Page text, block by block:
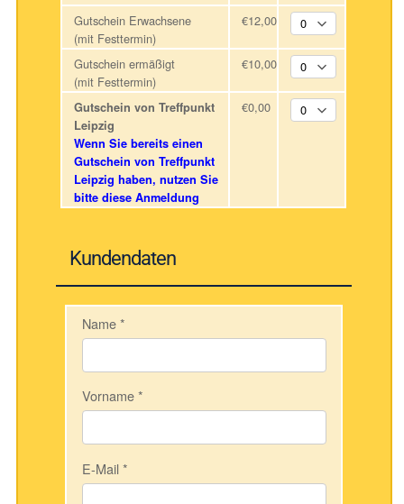
Gutschein Erwachsene
(mit Festtermin)
€12,00
Gutschein ermäßigt
(mit Festtermin)
€10,00
Gutschein von Treffpunkt
Leipzig
Wenn Sie bereits einen
Gutschein von Treffpunkt
Leipzig haben, nutzen Sie
bitte diese Anmeldung
€0,00
Kundendaten
Name*
Vorname*
E-Mail*